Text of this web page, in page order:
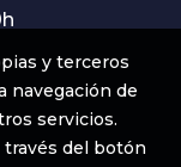
y terceros
navegación de
servicios.
del botón